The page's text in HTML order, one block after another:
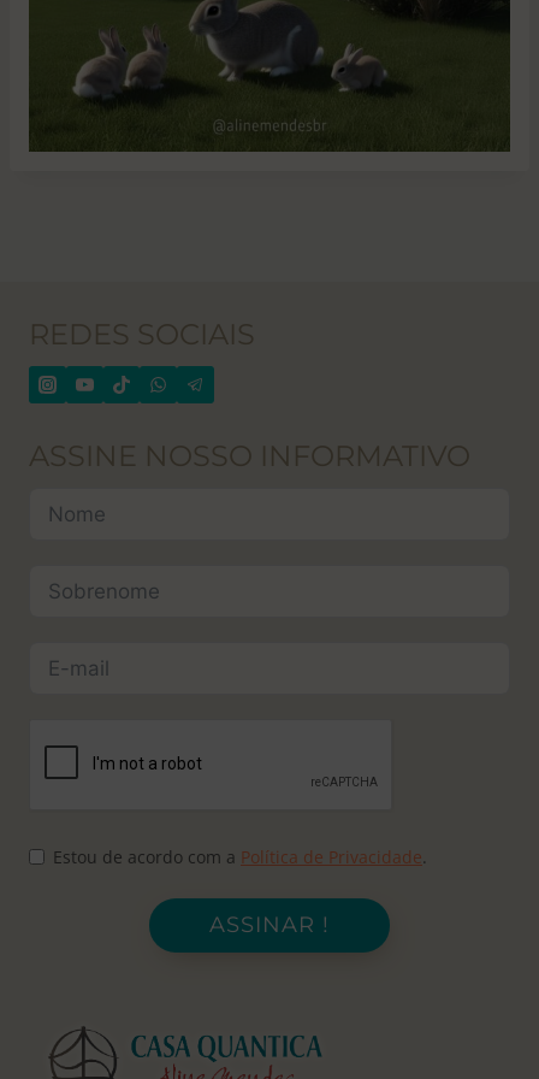
REDES SOCIAIS
ASSINE NOSSO INFORMATIVO
Estou de acordo com a Política de Privacidade.
ASSINAR !